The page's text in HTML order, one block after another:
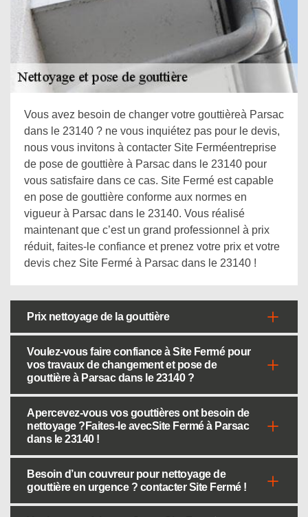
Vous avez besoin de changer votre gouttièreà Parsac
dans le 23140 ? ne vous inquiétez pas pour le devis,
nous vous invitons à contacter Site Ferméentreprise
de pose de gouttière à Parsac dans le 23140 pour
vous satisfaire dans ce cas. Site Fermé est capable
en pose de gouttière conforme aux normes en
vigueur à Parsac dans le 23140. Vous réalisé
maintenant que c’est un grand professionnel à prix
réduit, faites-le confiance et prenez votre prix et votre
devis chez Site Fermé à Parsac dans le 23140 !
Prix nettoyage de la gouttière
Voulez-vous faire confiance à Site Fermé pour
vos travaux de changement et pose de
gouttière à Parsac dans le 23140 ?
Apercevez-vous vos gouttières ont besoin de
nettoyage ?Faites-le avecSite Fermé à Parsac
dans le 23140 !
Besoin d’un couvreur pour nettoyage de
gouttière en urgence ? contacter Site Fermé !